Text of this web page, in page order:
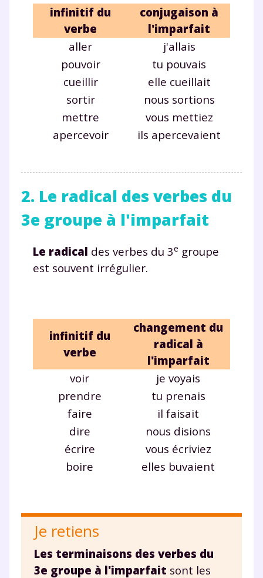
infinitif du
verbe
conjugaison à
l'imparfait
aller j'allais
pouvoir tu pouvais
cueillir elle cueillait
sortir nous sortions
mettre vous mettiez
apercevoir ils apercevaient
2. Le radical des verbes du
3e groupe à l'imparfait
Le radical des verbes du 3e groupe
est souvent irrégulier.
infinitif du
verbe
changement du
radical à
l'imparfait
voir
je voyais
prendre
tu prenais
faire
il faisait
dire
nous disions
écrire
vous écriviez
boire
elles buvaient
Je retiens
Les terminaisons des verbes du
3e groupe à l'imparfait sont les